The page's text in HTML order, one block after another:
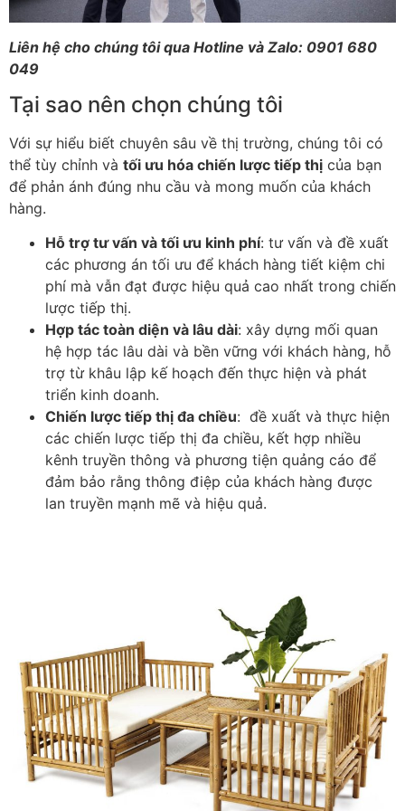
Liên hệ cho chúng tôi qua Hotline và Zalo: 0901 680
049
Tại sao nên chọn chúng tôi
Với sự hiểu biết chuyên sâu về thị trường, chúng tôi có
thể tùy chỉnh và tối ưu hóa chiến lược tiếp thị của bạn
để phản ánh đúng nhu cầu và mong muốn của khách
hàng.
Hỗ trợ tư vấn và tối ưu kinh phí: tư vấn và đề xuất
các phương án tối ưu để khách hàng tiết kiệm chi
phí mà vẫn đạt được hiệu quả cao nhất trong chiến
lược tiếp thị.
Hợp tác toàn diện và lâu dài: xây dựng mối quan
hệ hợp tác lâu dài và bền vững với khách hàng, hỗ
trợ từ khâu lập kế hoạch đến thực hiện và phát
triển kinh doanh.
Chiến lược tiếp thị đa chiều: đề xuất và thực hiện
các chiến lược tiếp thị đa chiều, kết hợp nhiều
kênh truyền thông và phương tiện quảng cáo để
đảm bảo rằng thông điệp của khách hàng được
lan truyền mạnh mẽ và hiệu quả.